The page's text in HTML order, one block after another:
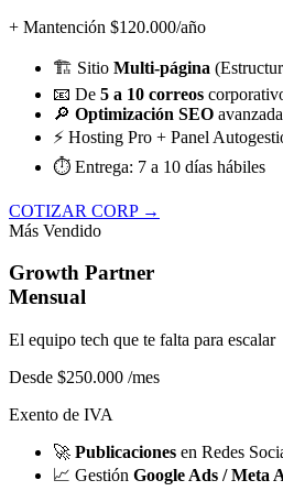
+ Mantención $120.000/año
🏗️ Sitio Multi-página
📧 De 5 a 10 correos
🔎 Optimización SEO avanzada
⚡ Hosting Pro + Panel
⏱️ Entrega: 7 a 10 días hábiles
COTIZAR CORP →
Más Vendido
Growth Partner
Mensual
El equipo tech que te falta para escalar
Desde $250.000 /mes
Exento de IVA
🚀 Publicaciones en Redes
📈 Gestión Google Ads / Meta